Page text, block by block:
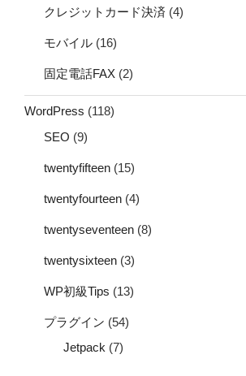
クレジットカード決済 (4)
モバイル (16)
固定電話FAX (2)
WordPress (118)
SEO (9)
twentyfifteen (15)
twentyfourteen (4)
twentyseventeen (8)
twentysixteen (3)
WP初級Tips (13)
プラグイン (54)
Jetpack (7)